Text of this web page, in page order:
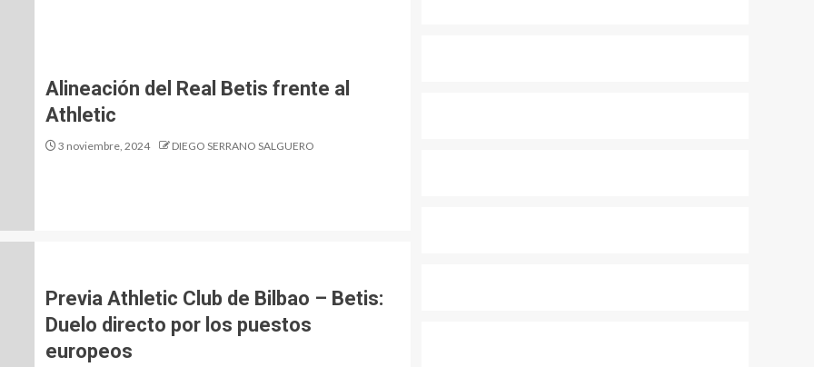
Alineación del Real Betis frente al
Athletic
3 noviembre, 2024 DIEGO SERRANO SALGUERO
Previa Athletic Club de Bilbao – Betis:
Duelo directo por los puestos
europeos